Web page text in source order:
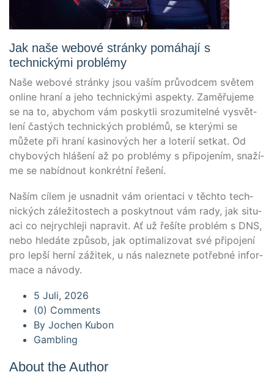
Jak naše webové stránky pomáhají s
technickými problémy
Naše webo­vé strán­ky jsou vaším prů­vodcem svě­tem
online hraní a jeho tech­nický­mi aspek­ty. Zaměřu­je­me
se na to, aby­chom vám pos­kyt­li sro­zu­m­itel­né vys­vět­
lení čas­tých tech­nických pro­blé­mů, se který­mi se
může­te při hraní kasi­no­vých her a lote­rií set­kat. Od
chy­bo­vých hlá­šení až po pro­blé­my s při­po­jením, snaží­
me se nabídn­out kon­krét­ní řešení.
Naším cílem je usnad­nit vám ori­ent­a­ci v těch­to tech­
nických záleži­tos­tech a pos­kytn­out vám rady, jak situ­
aci co nejrych­le­ji napra­vit. Ať už řeší­te pro­blém s DNS,
nebo hle­dá­te způ­s­ob, jak opti­ma­lizo­vat své při­po­jení
pro lepší herní záži­tek, u nás nalez­ne­te potřeb­né infor­
mace a návody.
5 Juli, 2026
(0) Comments
By Jochen Kubon
Gambling
About the Author